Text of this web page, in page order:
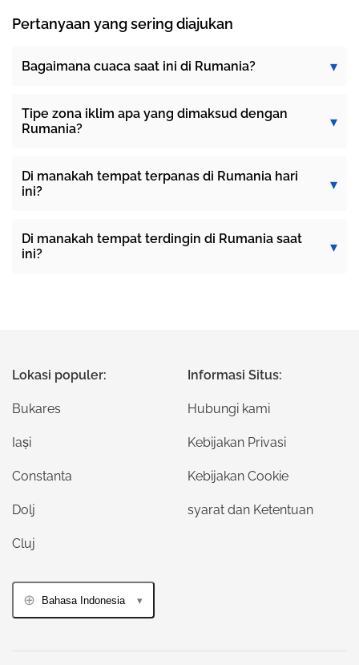
Pertanyaan yang sering diajukan
Bagaimana cuaca saat ini di Rumania?
Tipe zona iklim apa yang dimaksud dengan
Rumania?
Di manakah tempat terpanas di Rumania hari
ini?
Di manakah tempat terdingin di Rumania saat
ini?
Lokasi populer:
Bukares
Iași
Constanta
Dolj
Cluj
Informasi Situs:
Hubungi kami
Kebijakan Privasi
Kebijakan Cookie
syarat dan Ketentuan
Bahasa Indonesia